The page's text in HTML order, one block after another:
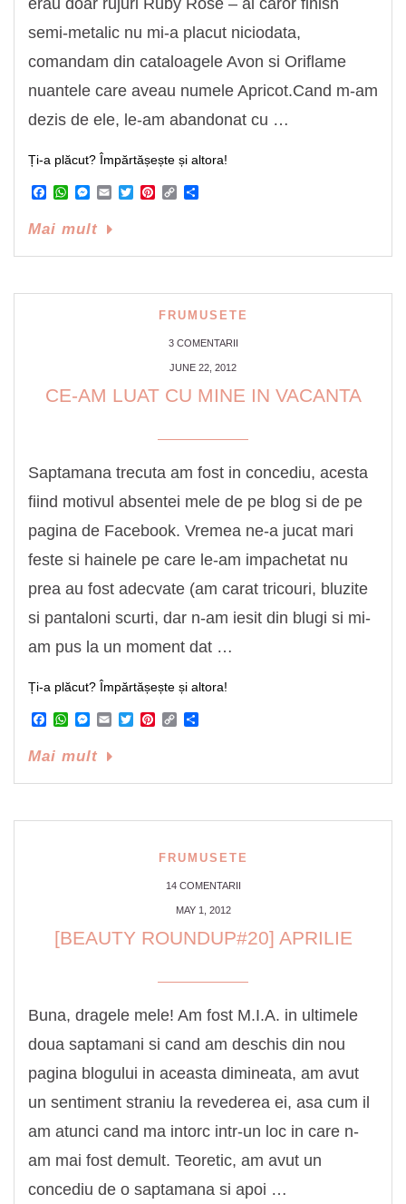
erau doar rujuri Ruby Rose – al caror finish
semi-metalic nu mi-a placut niciodata,
comandam din cataloagele Avon si Oriflame
nuantele care aveau numele Apricot.Cand m-am
dezis de ele, le-am abandonat cu …
Ți-a plăcut? Împărtășește și altora!
Facebook
WhatsApp
Messenger
EmailTwitterPinterest
Copy
Mai mult
FRUMUSETE
3 COMENTARII
JUNE 22, 2012
CE-AM LUAT CU MINE IN VACANTA
Saptamana trecuta am fost in concediu, acesta
fiind motivul absentei mele de pe blog si de pe
pagina de Facebook. Vremea ne-a jucat mari
feste si hainele pe care le-am impachetat nu
prea au fost adecvate (am carat tricouri, bluzite
si pantaloni scurti, dar n-am iesit din blugi si mi-
am pus la un moment dat …
Ți-a plăcut? Împărtășește și altora!
Facebook
WhatsApp
Messenger
EmailTwitterPinterest
Copy
Mai mult
FRUMUSETE
14 COMENTARII
MAY 1, 2012
[BEAUTY ROUNDUP#20] APRILIE
Buna, dragele mele! Am fost M.I.A. in ultimele
doua saptamani si cand am deschis din nou
pagina blogului in aceasta dimineata, am avut
un sentiment straniu la revederea ei, asa cum il
am atunci cand ma intorc intr-un loc in care n-
am mai fost demult. Teoretic, am avut un
concediu de o saptamana si apoi …